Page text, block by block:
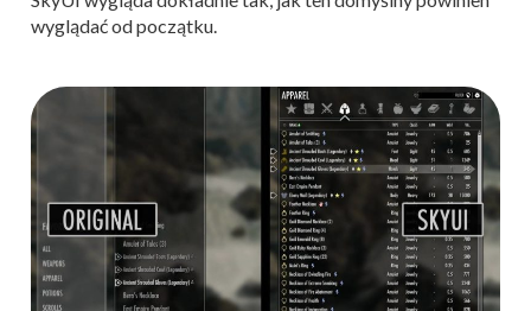
wyglądać od początku.